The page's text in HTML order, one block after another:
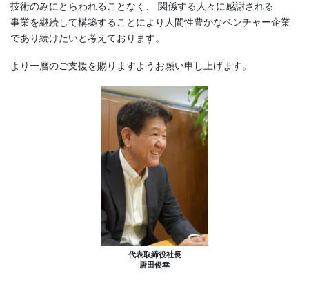
技術のみにとらわれることなく、 関係する人々に感謝される
事業を継続して構築することにより人間性豊かなベンチャー企業
であり続けたいと考えております。
より一層のご支援を賜りますようお願い申し上げます。
代表取締役社長
唐田俊幸